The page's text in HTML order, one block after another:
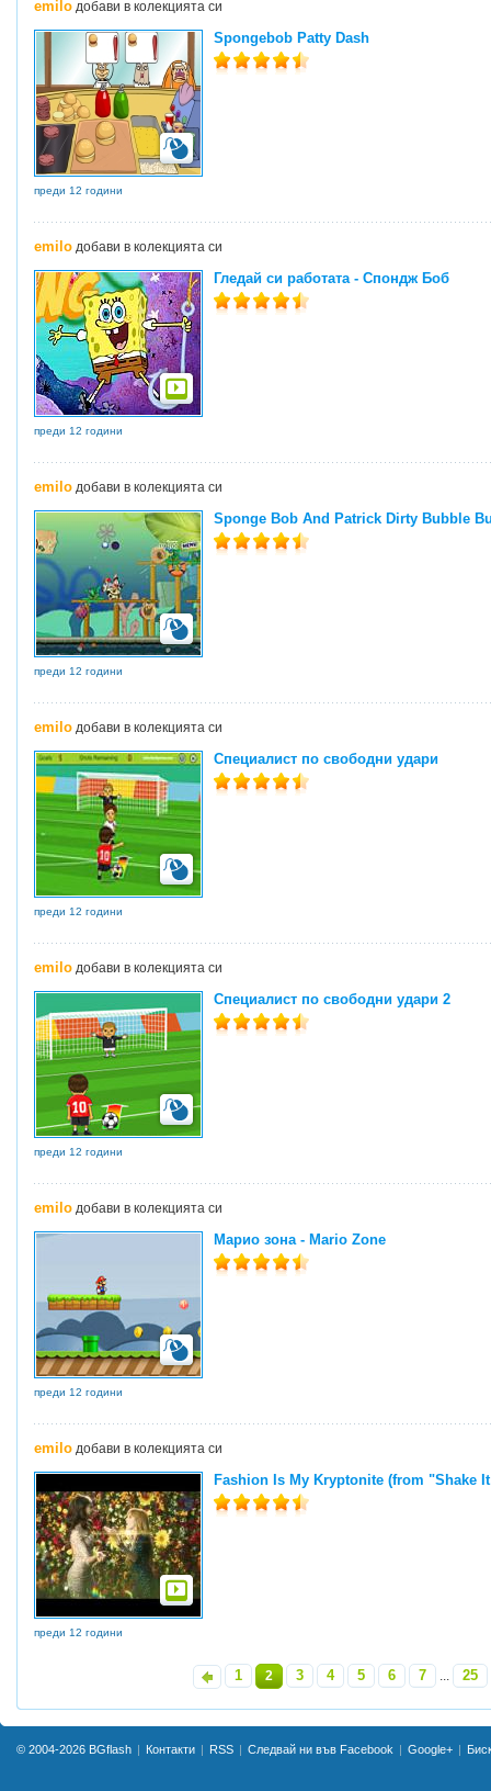
emilo добави в колекцията си
Spongebob Patty Dash
преди 12 години
emilo добави в колекцията си
Гледай си работата - Спондж Боб
преди 12 години
emilo добави в колекцията си
Sponge Bob And Patrick Dirty Bubble
преди 12 години
emilo добави в колекцията си
Специалист по свободни удари
преди 12 години
emilo добави в колекцията си
Специалист по свободни удари 2
преди 12 години
emilo добави в колекцията си
Марио зона - Mario Zone
преди 12 години
emilo добави в колекцията си
Fashion Is My Kryptonite (from "Shake
преди 12 години
1 2 3 4 5 6 7 ... 25»
© 2004-2026 BGflash Контакти RSS Следвай ни във Facebook Google+